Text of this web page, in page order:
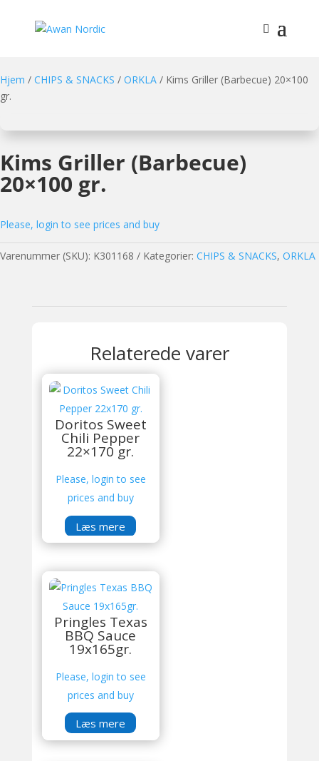
Hjem / CHIPS & SNACKS / ORKLA / Kims Griller (Barbecue) 20×100
gr.
Kims Griller (Barbecue)
20×100 gr.
Please, login to see prices and buy
Varenummer (SKU): K301168 Kategorier: CHIPS & SNACKS, ORKLA
Relaterede varer
Doritos Sweet
Chili Pepper
22×170 gr.
Please, login to see
prices and buy
Læs mere
Pringles Texas
BBQ Sauce
19x165gr.
Please, login to see
prices and buy
Læs mere